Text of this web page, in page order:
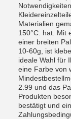
Materialien
150°C. hat. Mit
einer breiten
10-60g, ist
ideale Wahl für
eine Farbe von
2.99 und das
Produkten
bestätigt und